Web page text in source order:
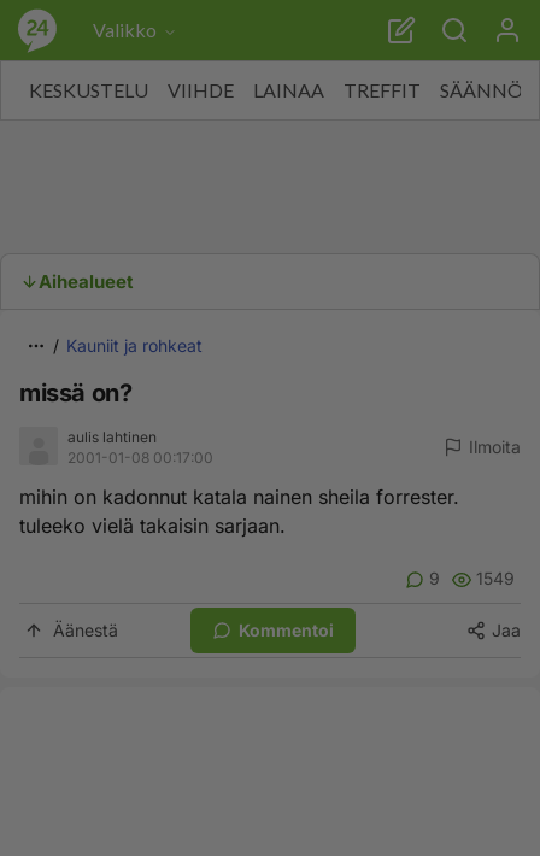
Valikko
KESKUSTELU VIIHDE LAINAA TREFFIT SÄÄNNÖT
Aihealueet
Kauniit ja rohkeat
missä on?
aulis lahtinen
2001-01-08 00:17:00
Ilmoita
mihin on kadonnut katala nainen sheila forrester.
tuleeko vielä takaisin sarjaan.
9 1549
Äänestä Kommentoi Jaa